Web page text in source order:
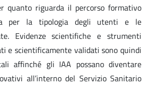
quanto riguarda il percorso formativo
per la tipologia degli utenti e le
Evidenze scientifiche e strumenti
e scientificamente validati sono quindi
affinché gli IAA possano diventare
all’interno del Servizio Sanitario